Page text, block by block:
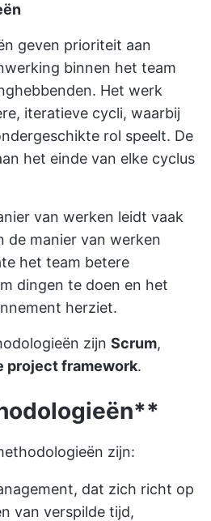
geven prioriteit aan
binnen het team
Het werk
iteratieve cycli, waarbij
rol speelt. De
het einde van elke cyclus
van werken leidt vaak
de manier van werken
het team betere
dingen te doen en het
herziet.
zijn Scrum,
project framework.
zijn:
dat zich richt op
van verspilde tijd,